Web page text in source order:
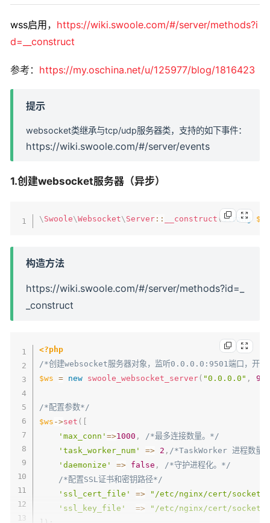
wss启用， https://wiki.swoole.com/#/server/methods?i
d=__construct
参考： https://my.oschina.net/u/125977/blog/1816423
提示
websocket类继承与tcp/udp服务器类，支持的如下事件：
https://wiki.swoole.com/#/server/events
1.创建websocket服务器（异步）
\ Swoole\Websocket\ Server :: __construct ( string
构造方法
https://wiki.swoole.com/#/server/methods?id=_
_construct
<?php
/*创建websocket服务器对象，监听0.0.0.0:9501端口，开启
$ws
= new swoole_websocket_server( "0.0.0.0" ,
/*配置参数*/
$ws ->set ( [
'max_conn'=>1000 ,
/*最多连接数量。*/
'task_worker_num'
=> 2 , /*TaskWorker 进程数量
'daemonize'
=> false ,
/*守护进程化。*/
/*配置SSL证书和密钥路径*/
'ssl_cert_file'
=>
"/etc/nginx/cert/
'ssl_key_file'
=>
"/etc/nginx/cert/